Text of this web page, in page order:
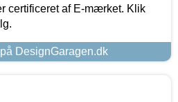
certificeret af E-mærket. Klik
DesignGaragen.dk